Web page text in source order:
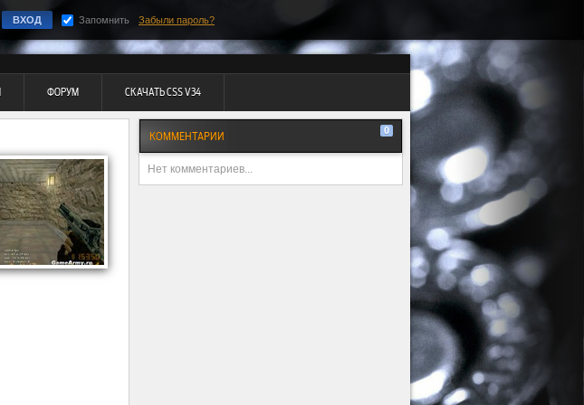
Запомнить Забыли пароль?
ФОРУМ СКАЧАТЬ CSS V34
КОММЕНТАРИИ 0
Нет комментариев...